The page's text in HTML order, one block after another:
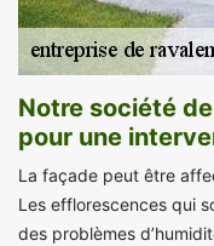
Notre société
pour une
La façade peut être
Les efflorescences qui
des problèmes